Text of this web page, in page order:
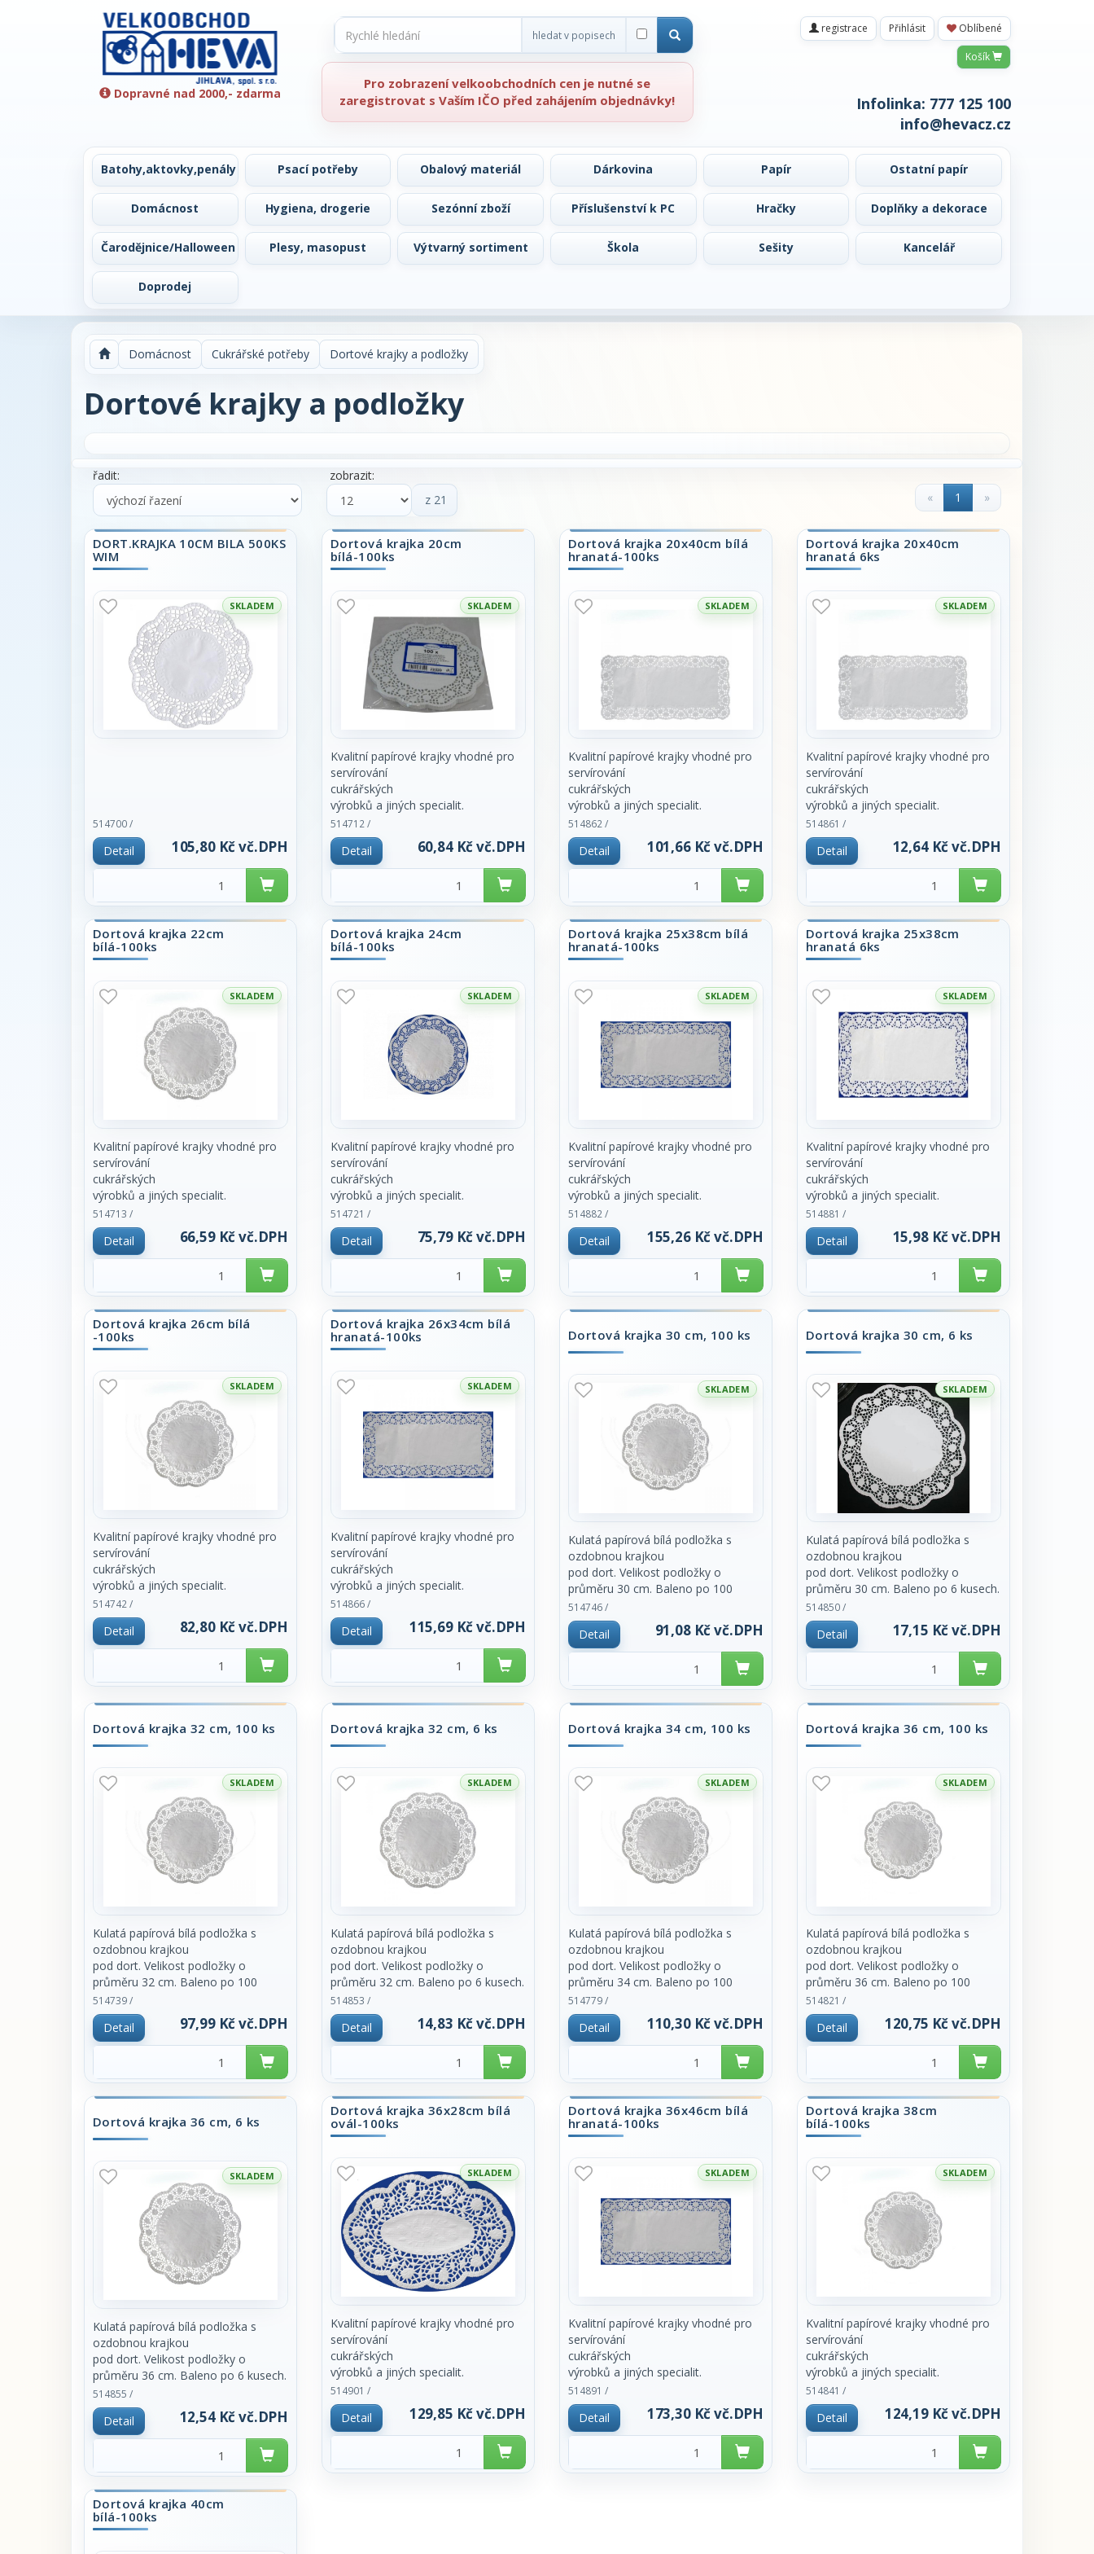
Dopravné nad 2000,- zdarma
hledat v popisech
Pro zobrazení velkoobchodních cen je nutné se
zaregistrovat s Vaším IČO před zahájením objednávky!
registrace Přihlásit Oblíbené
Košík
Infolinka: 777 125 100
info@hevacz.cz
Batohy,aktovky,penály Psací potřeby Obalový materiál Dárkovina Papír Ostatní papír
Domácnost Hygiena, drogerie Sezónní zboží Příslušenství k PC Hračky Doplňky a dekorace
Čarodějnice/Halloween Plesy, masopust Výtvarný sortiment Škola Sešity Kancelář
Doprodej
Domácnost Cukrářské potřeby Dortové krajky a podložky
Dortové krajky a podložky
řadit:
zobrazit:
z 21
« 1 »
DORT.KRAJKA 10CM BILA 500KS
WIM
SKLADEM
514700 /
Detail 105,80 Kč vč.DPH
Dortová krajka 20cm
bílá-100ks
SKLADEM
Kvalitní papírové krajky vhodné pro
servírování
cukrářských
výrobků a jiných specialit.
Z hygienických důvodů prodej pouze
po celém balení
100ks.
514712 /
Detail 60,84 Kč vč.DPH
Dortová krajka 20x40cm bílá
hranatá-100ks
SKLADEM
Kvalitní papírové krajky vhodné pro
servírování
cukrářských
výrobků a jiných specialit.
Z hygienických důvodů prodej pouze
po celém balení
100ks.
514862 /
Detail 101,66 Kč vč.DPH
Dortová krajka 20x40cm
hranatá 6ks
SKLADEM
Kvalitní papírové krajky vhodné pro
servírování
cukrářských
výrobků a jiných specialit.
514861 /
Detail 12,64 Kč vč.DPH
Dortová krajka 22cm
bílá-100ks
SKLADEM
Kvalitní papírové krajky vhodné pro
servírování
cukrářských
výrobků a jiných specialit.
Z hygienických důvodů prodej pouze
po celém balení
100ks.
514713 /
Detail 66,59 Kč vč.DPH
Dortová krajka 24cm
bílá-100ks
SKLADEM
Kvalitní papírové krajky vhodné pro
servírování
cukrářských
výrobků a jiných specialit.
Z hygienických důvodů prodej pouze
po celém balení
100ks.
514721 /
Detail 75,79 Kč vč.DPH
Dortová krajka 25x38cm bílá
hranatá-100ks
SKLADEM
Kvalitní papírové krajky vhodné pro
servírování
cukrářských
výrobků a jiných specialit.
Z hygienických důvodů prodej pouze
po celém balení
100ks.
514882 /
Detail 155,26 Kč vč.DPH
Dortová krajka 25x38cm
hranatá 6ks
SKLADEM
Kvalitní papírové krajky vhodné pro
servírování
cukrářských
výrobků a jiných specialit.
514881 /
Detail 15,98 Kč vč.DPH
Dortová krajka 26cm bílá
-100ks
SKLADEM
Kvalitní papírové krajky vhodné pro
servírování
cukrářských
výrobků a jiných specialit.
Z hygienických důvodů prodej pouze
po celém balení
100ks.
514742 /
Detail 82,80 Kč vč.DPH
Dortová krajka 26x34cm bílá
hranatá-100ks
SKLADEM
Kvalitní papírové krajky vhodné pro
servírování
cukrářských
výrobků a jiných specialit.
Z hygienických důvodů prodej pouze
po celém balení
100ks.
514866 /
Detail 115,69 Kč vč.DPH
Dortová krajka 30 cm, 100 ks
SKLADEM
Kulatá papírová bílá podložka s
ozdobnou krajkou
pod dort. Velikost podložky o
průměru 30 cm. Baleno po 100
kusech. Cena za
balení.
514746 /
Detail 91,08 Kč vč.DPH
Dortová krajka 30 cm, 6 ks
SKLADEM
Kulatá papírová bílá podložka s
ozdobnou krajkou
pod dort. Velikost podložky o
průměru 30 cm. Baleno po 6 kusech.
Cena za balení.
514850 /
Detail 17,15 Kč vč.DPH
Dortová krajka 32 cm, 100 ks
SKLADEM
Kulatá papírová bílá podložka s
ozdobnou krajkou
pod dort. Velikost podložky o
průměru 32 cm. Baleno po 100
kusech. Cena za
balení.
514739 /
Detail 97,99 Kč vč.DPH
Dortová krajka 32 cm, 6 ks
SKLADEM
Kulatá papírová bílá podložka s
ozdobnou krajkou
pod dort. Velikost podložky o
průměru 32 cm. Baleno po 6 kusech.
Cena za balení.
514853 /
Detail 14,83 Kč vč.DPH
Dortová krajka 34 cm, 100 ks
SKLADEM
Kulatá papírová bílá podložka s
ozdobnou krajkou
pod dort. Velikost podložky o
průměru 34 cm. Baleno po 100
kusech. Cena za
balení.
514779 /
Detail 110,30 Kč vč.DPH
Dortová krajka 36 cm, 100 ks
SKLADEM
Kulatá papírová bílá podložka s
ozdobnou krajkou
pod dort. Velikost podložky o
průměru 36 cm. Baleno po 100
kusech. Cena za
balení.
514821 /
Detail 120,75 Kč vč.DPH
Dortová krajka 36 cm, 6 ks
SKLADEM
Kulatá papírová bílá podložka s
ozdobnou krajkou
pod dort. Velikost podložky o
průměru 36 cm. Baleno po 6 kusech.
Cena za balení.
514855 /
Detail 12,54 Kč vč.DPH
Dortová krajka 36x28cm bílá
ovál-100ks
SKLADEM
Kvalitní papírové krajky vhodné pro
servírování
cukrářských
výrobků a jiných specialit.
Z hygienických důvodů prodej pouze
po celém balení
100ks.
514901 /
Detail 129,85 Kč vč.DPH
Dortová krajka 36x46cm bílá
hranatá-100ks
SKLADEM
Kvalitní papírové krajky vhodné pro
servírování
cukrářských
výrobků a jiných specialit.
Z hygienických důvodů prodej pouze
po celém balení
100ks.
514891 /
Detail 173,30 Kč vč.DPH
Dortová krajka 38cm
bílá-100ks
SKLADEM
Kvalitní papírové krajky vhodné pro
servírování
cukrářských
výrobků a jiných specialit.
Z hygienických důvodů prodej pouze
po celém balení
100ks.
514841 /
Detail 124,19 Kč vč.DPH
Dortová krajka 40cm
bílá-100ks